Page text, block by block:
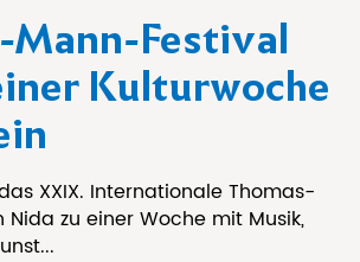
Mann-Festival
Kulturwoche
XXIX. Internationale Thomas-
Nida zu einer Woche mit Musik,